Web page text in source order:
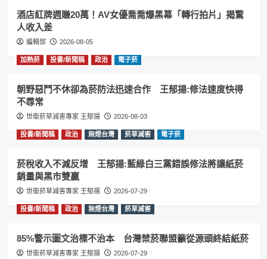
酒店紅牌週賺20萬！AV女優喬喬爆黑幕「轉行拍片」揭驚
人收入差
編輯部 2026-08-05
加熱菸 投書/新聞稿 政治 電子菸
朝野惡鬥不休卻為菸防法迅速合作 王郁揚:修法速度快得
不尋常
世衛菸草減害專家 王郁揚 2026-08-03
投書/新聞稿 政治 無煙台灣 菸草減害 電子菸
菸稅收入不減反增 王郁揚:藍綠白三黨錯誤修法將讓紙菸
銷量與黑市雙贏
世衛菸草減害專家 王郁揚 2026-07-29
投書/新聞稿 政治 無煙台灣 菸草減害
85%警示圖文治標不治本 台灣禁菸聯盟籲從源頭終結紙菸
世衛菸草減害專家 王郁揚 2026-07-29